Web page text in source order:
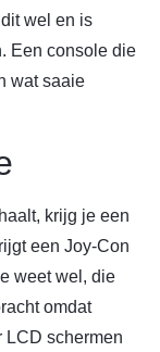
wel en is
Een console die
wat saaie
krijg je een
een Joy-Con
weet wel, die
omdat
LCD schermen